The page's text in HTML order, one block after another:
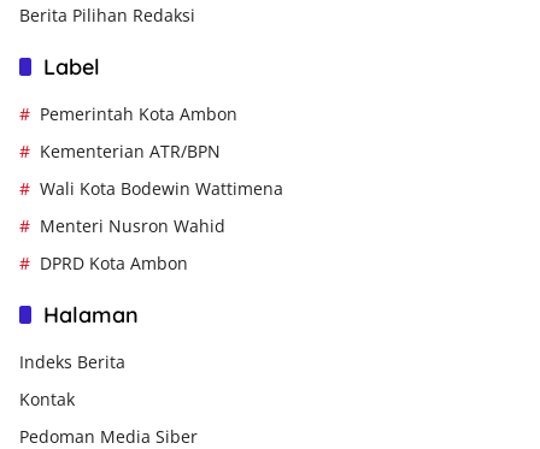
Berita Pilihan Redaksi
Label
Pemerintah Kota Ambon
Kementerian ATR/BPN
Wali Kota Bodewin Wattimena
Menteri Nusron Wahid
DPRD Kota Ambon
Halaman
Indeks Berita
Kontak
Pedoman Media Siber